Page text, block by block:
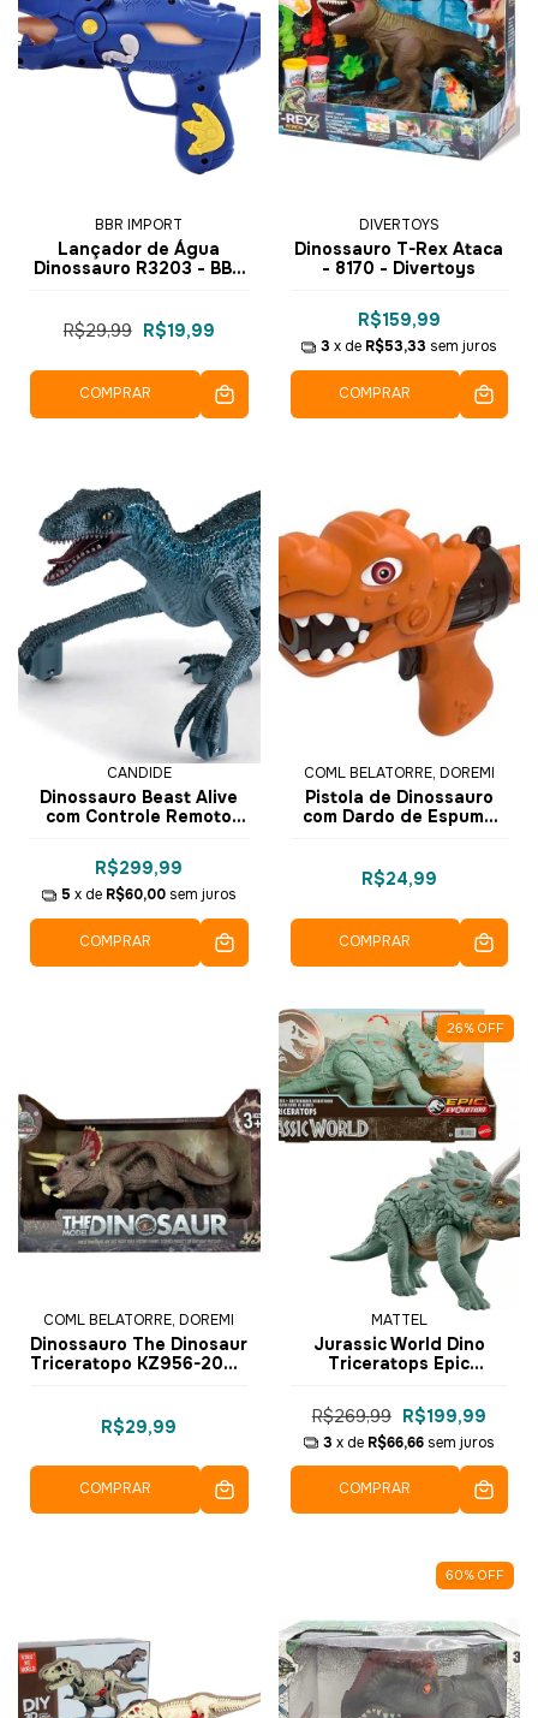
BBR IMPORT
Lançador de Água
Dinossauro R3203 - BBR
R$29,99 R$19,99
COMPRAR
DIVERTOYS
Dinossauro T-Rex Ataca
- 8170 - Divertoys
R$159,99
3 x de R$53,33 sem juros
COMPRAR
CANDIDE
Dinossauro Beast Alive
com Controle Remoto
Candide
R$299,99
5 x de R$60,00 sem juros
COMPRAR
COML BELATORRE, DOREMI
Pistola de Dinossauro
com Dardo de Espuma
R$24,99
COMPRAR
COML BELATORRE, DOREMI
Dinossauro The Dinosaur
Triceratopo KZ956-205G
R$29,99
COMPRAR
26% OFF
MATTEL
Jurassic World Dino
Triceratops Epic
Mattel
R$269,99 R$199,99
3 x de R$66,66 sem juros
COMPRAR
60% OFF